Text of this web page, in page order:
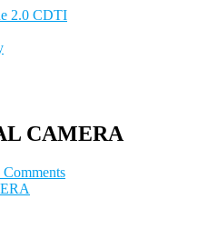
2.0 CDTI
CAMERA